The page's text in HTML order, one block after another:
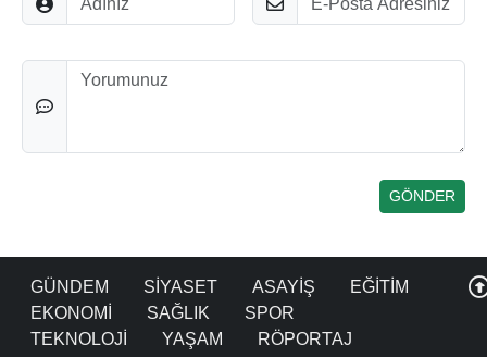
Düşünceleriniz
GÜNDEM SİYASET ASAYİŞ
EĞİTİM
EKONOMİ
SAĞLIK
SPOR
TEKNOLOJİ
YAŞAM RÖPORTAJ